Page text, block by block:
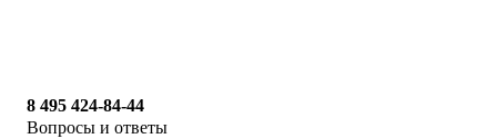
8 495 424-84-44
Вопросы и ответы